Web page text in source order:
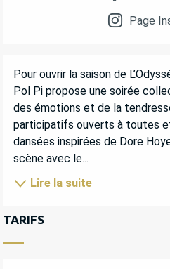
Page
DESCRIPTION
Pour ouvrir la saison de
Pol Pi propose une soirée
des émotions et de la
participatifs ouverts à toutes
dansées inspirées de Dore
scène avec le...
Lire la suite
TARIFS